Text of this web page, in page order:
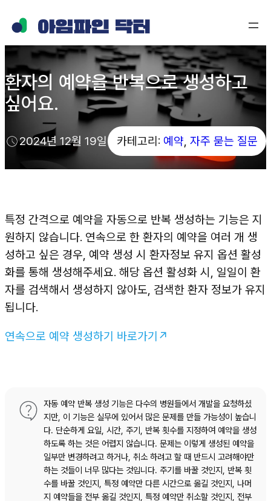
텐
츠
로
바
로
기
환자의 예약을 반복으로 생성하고
싶어요.
2024년 12월 19일 카테고리: 예약, 자주 묻는 질문
특정 간격으로 예약을 자동으로 반복 생성하는 기능은 지
원하지 않습니다. 연속으로 한 환자의 예약을 여러 개 생
성하고 싶은 경우, 예약 생성 시 환자정보 유지 옵션 활성
화를 통해 생성해주세요. 해당 옵션 활성화 시, 일일이 환
자를 검색해서 생성하지 않아도, 검색한 환자 정보가 유지
됩니다.
연속으로 예약 생성하기 바로가기↗
자동 예약 반복 생성 기능은 다수의 병원들에서 개발을 요청하셨
지만, 이 기능은 실무에 있어서 많은 문제를 만들 가능성이 높습니
다. 단순하게 요일, 시간, 주기, 반복 횟수를 지정하여 예약을 생성
하도록 하는 것은 어렵지 않습니다. 문제는 이렇게 생성된 예약을
일부만 변경하려고 하거나, 취소 하려고 할 때 반드시 고려해야만
하는 것들이 너무 많다는 것입니다. 주기를 바꿀 것인지, 반복 횟
수를 바꿀 것인지, 특정 예약만 다른 시간으로 옮길 것인지, 나머
지 예약들을 전부 옮길 것인지, 특정 예약만 취소할 것인지, 전부